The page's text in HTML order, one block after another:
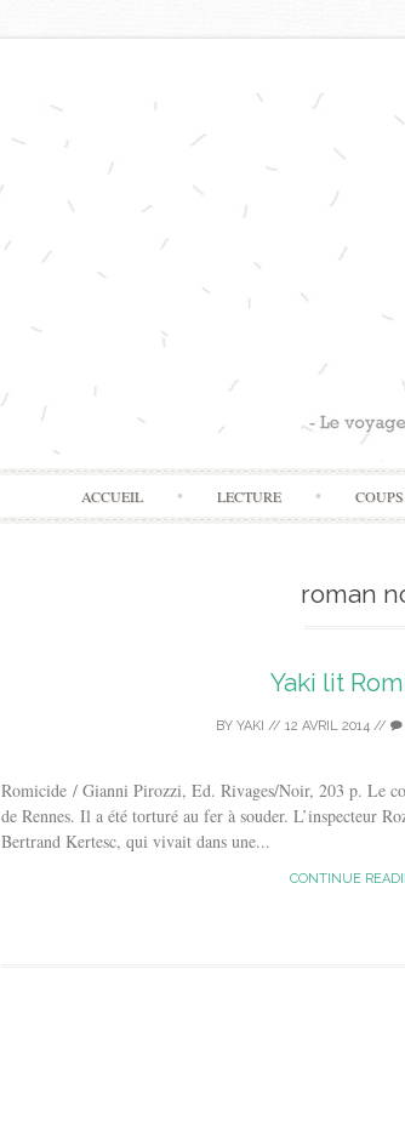
ACCUEIL LECTURE
roman
Yaki lit
BY YAKI // 12 AVRIL 2014//
Romicide / Gianni Pirozzi, Ed. Rivages/Noir, 203 p. Le
de Rennes. Il a été torturé au fer à souder. L’inspecteur
Bertrand Kertesc, qui vivait dans une...
CONTINUE